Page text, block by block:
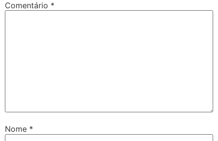
Comentário *
Nome *